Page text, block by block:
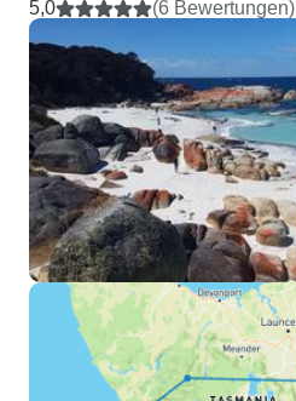
5,0 (6 Bewertungen)